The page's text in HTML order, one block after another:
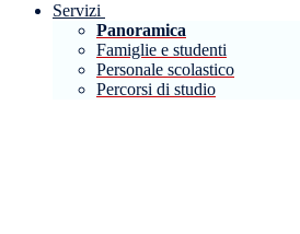
Servizi
Panoramica
Famiglie e studenti
Personale scolastico
Percorsi di studio